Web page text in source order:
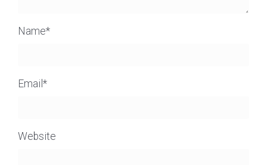
Name*
Email *
Website